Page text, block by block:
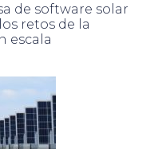
de software solar
retos de la
escala